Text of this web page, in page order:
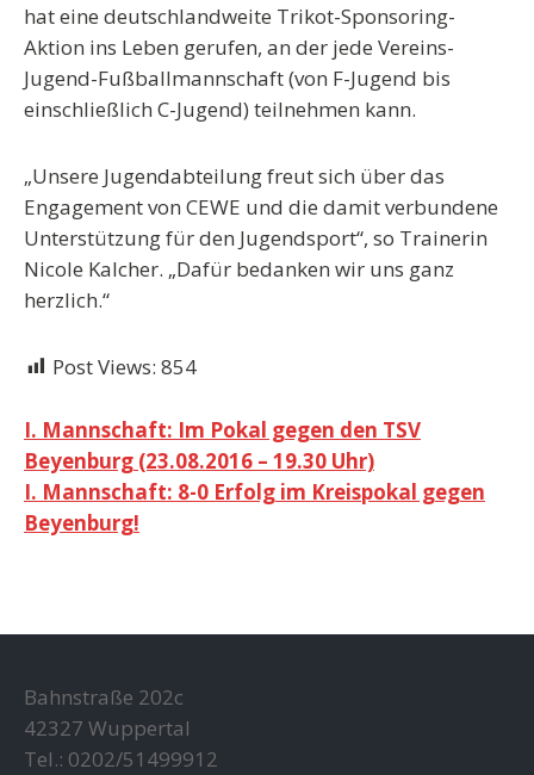
hat eine deutschlandweite Trikot-Sponsoring-
Aktion ins Leben gerufen, an der jede Vereins-
Jugend-Fußballmannschaft (von F-Jugend bis
einschließlich C-Jugend) teilnehmen kann.
„Unsere Jugendabteilung freut sich über das
Engagement von CEWE und die damit verbundene
Unterstützung für den Jugendsport“, so Trainerin
Nicole Kalcher. „Dafür bedanken wir uns ganz
herzlich.“
Post Views: 854
Beitragsnavigation
I. Mannschaft: Im Pokal gegen den TSV
Beyenburg (23.08.2016 – 19.30 Uhr)
I. Mannschaft: 8-0 Erfolg im Kreispokal gegen
Beyenburg!
Bahnstraße 202c
42327 Wuppertal
Tel.: 0202/51499912